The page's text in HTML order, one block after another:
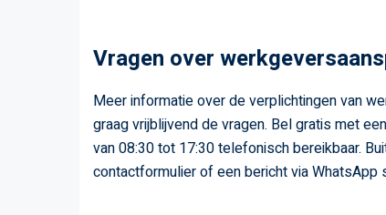
Vragen over
Meer informatie over de verplichtingen van
graag vrijblijvend de vragen. Bel gratis met
van 08:30 tot 17:30 telefonisch bereikbaar.
contactformulier of een bericht via WhatsApp